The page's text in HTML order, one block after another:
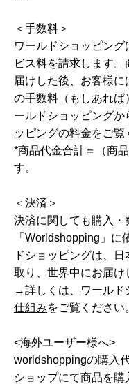
＜手数料＞
ワールドショッピン
ビス料を請求します
届けした後、お客様
の手数料（もしあれば
ールドショッピングか
ッピングの料金をご覧
*商品代金合計＝（商
す。
＜決済＞
決済に関しても購入・
「Worldshopping」
ドショッピングは、
取り、世界中にお届け
→詳しくは、
ワールド
仕組みをご覧ください
<海外ユーザー様へ>
worldshoppingの購入
ショップにて商品を